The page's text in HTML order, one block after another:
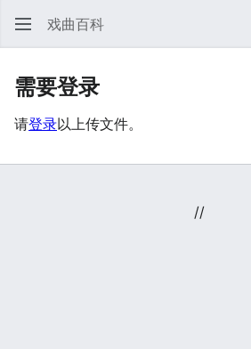
戏曲百科
需要登录
请登录以上传文件。
//